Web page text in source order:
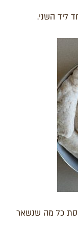
ליד השני.
כל מה שנשאר